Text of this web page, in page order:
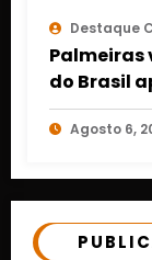
Destaque
Palmeiras
do Brasil
Agosto 6,